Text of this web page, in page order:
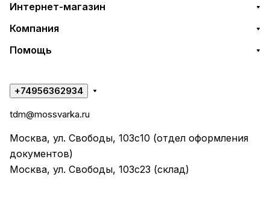
Интернет-магазин
Компания
Помощь
+74956362934
tdm@mossvarka.ru
Москва, ул. Свободы, 103с10 (отдел оформления
документов)
Москва, ул. Свободы, 103с23 (склад)